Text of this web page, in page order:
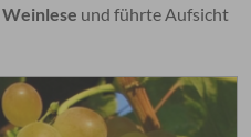
Weinlese und führte Aufsicht